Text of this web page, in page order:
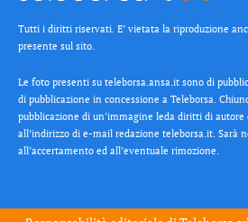
Tutti i diritti riservati. E’ vietata la riproduzione
presente sul sito.
Le foto presenti su teleborsa.ansa.it sono di
di pubblicazione in concessione a Teleborsa.
pubblicazione di un’immagine leda diritti di
all’indirizzo di e-mail redazione teleborsa.it. Sarà
all’accertamento ed all’eventuale rimozione.